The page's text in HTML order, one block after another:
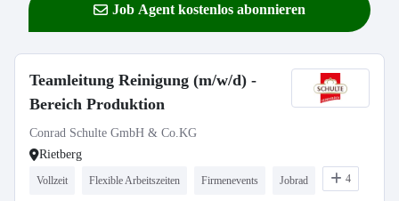
Job Agent kostenlos abonnieren
Teamleitung Reinigung (m/w/d) -
Bereich Produktion
Conrad Schulte GmbH & Co.KG
Rietberg
Vollzeit Flexible Arbeitszeiten Firmenevents Jobrad 4